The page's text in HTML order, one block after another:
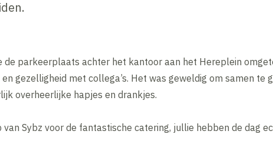
de parkeerplaats achter het kantoor aan het Hereplein
gezelligheid met collega’s. Het was geweldig om samen te
overheerlijke hapjes en drankjes.
van Sybz voor de fantastische catering, jullie hebben de dag